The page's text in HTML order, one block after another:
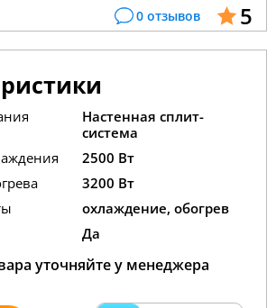
0 отзывов 5
Настенная сплит-
система
2500 Вт
3200 Вт
охлаждение, обогрев
Да
уточняйте у менеджера